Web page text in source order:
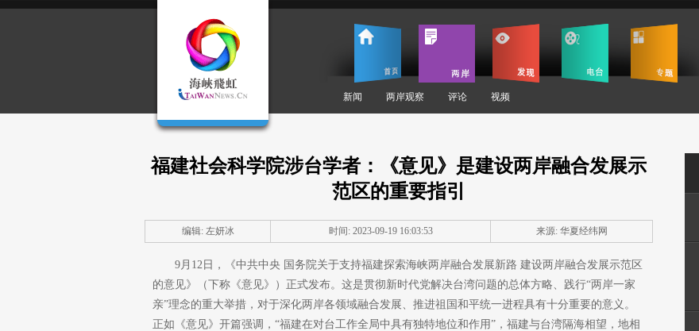
新闻 两岸观察 评论 视频
福建社会科学院涉台学者：《意见》是建设两岸融合发展示
范区的重要指引
编辑: 左妍冰 时间: 2023-09-19 16:03:53 来源: 华夏经纬网
9月12日，《中共中央 国务院关于支持福建探索海峡两岸融合发展新路 建设两岸融合发展示范区
的意见》（下称《意见》）正式发布。这是贯彻新时代党解决台湾问题的总体方略、践行“两岸一家
亲”理念的重大举措，对于深化两岸各领域融合发展、推进祖国和平统一进程具有十分重要的意义。
正如《意见》开篇强调，“福建在对台工作全局中具有独特地位和作用”，福建与台湾隔海相望，地相